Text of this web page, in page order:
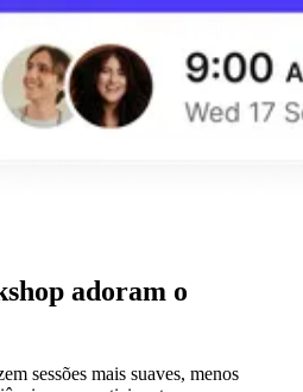
adoram o
sessões mais suaves, menos